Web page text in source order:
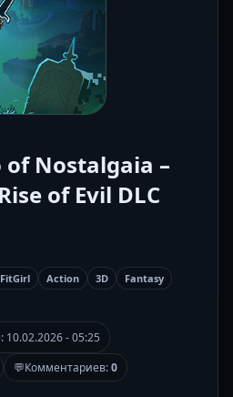
of Nostalgaia –
of Evil DLC
FitGirl Action 3D
Fantasy
10.02.2026 - 05:25
💬Комментариев:0